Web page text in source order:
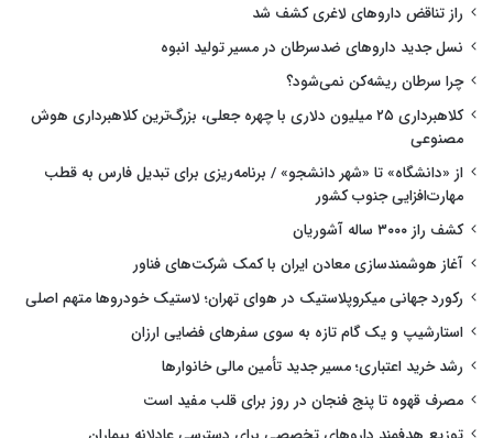
راز تناقض داروهای لاغری کشف شد
نسل جدید داروهای ضدسرطان در مسیر تولید انبوه
چرا سرطان ریشه‌کن نمی‌شود؟
کلاهبرداری ۲۵ میلیون دلاری با چهره جعلی، بزرگ‌ترین کلاهبرداری هوش
مصنوعی
از «دانشگاه» تا «شهر دانشجو» / برنامه‌ریزی برای تبدیل فارس به قطب
مهارت‌افزایی جنوب کشور
کشف راز ۳۰۰۰ ساله آشوریان
آغاز هوشمندسازی معادن ایران با کمک شرکت‌های فناور
رکورد جهانی میکروپلاستیک در هوای تهران؛ لاستیک خودروها متهم اصلی
استارشیپ و یک گام تازه به سوی سفرهای فضایی ارزان
رشد خرید اعتباری؛ مسیر جدید تأمین مالی خانوارها
مصرف قهوه تا پنج فنجان در روز برای قلب مفید است